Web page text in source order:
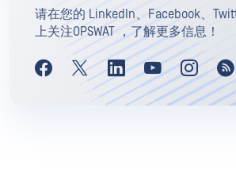
请在您的 LinkedIn、Facebook、
上关注OPSWAT ，了解更多信息！